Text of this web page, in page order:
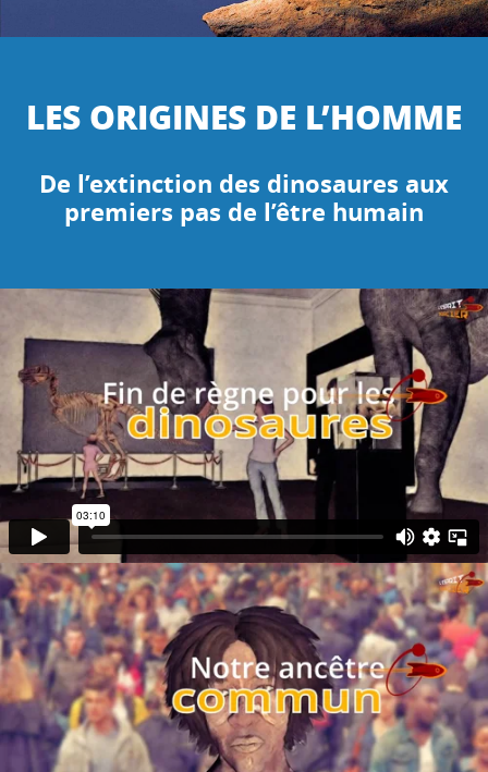
LES ORIGINES DE L’HOMME
De l’extinction des dinosaures aux
premiers pas de l’être humain